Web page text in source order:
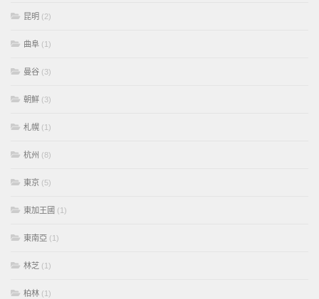
昆明 (2)
曲阜 (1)
曼谷 (3)
朝鮮 (3)
札幌 (1)
杭州 (8)
東京 (5)
東加王國 (1)
東南亞 (1)
林芝 (1)
柏林 (1)